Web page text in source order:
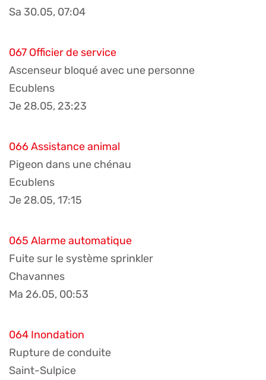
Sa 30.05, 07:04
067 Officier de service
Ascenseur bloqué avec une personne
Ecublens
Je 28.05, 23:23
066 Assistance animal
Pigeon dans une chénau
Ecublens
Je 28.05, 17:15
065 Alarme automatique
Fuite sur le système sprinkler
Chavannes
Ma 26.05, 00:53
064 Inondation
Rupture de conduite
Saint-Sulpice